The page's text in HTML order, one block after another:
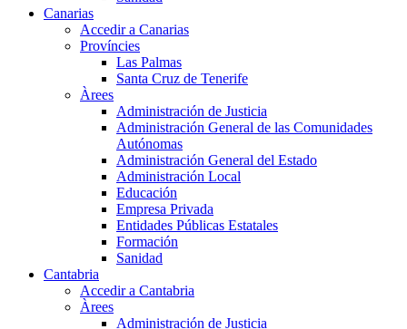
Canarias
Accedir a Canarias
Províncies
Las Palmas
Santa Cruz de Tenerife
Àrees
Administración de Justicia
Administración General de las Comunidades
Autónomas
Administración General del Estado
Administración Local
Educación
Empresa Privada
Entidades Públicas Estatales
Formación
Sanidad
Cantabria
Accedir a Cantabria
Àrees
Administración de Justicia